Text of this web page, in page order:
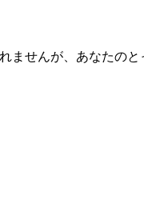
ませんが、あなたの